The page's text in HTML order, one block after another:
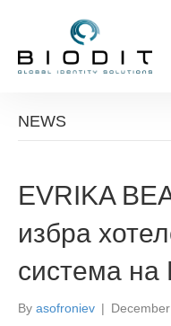
NEWS
EVRIKA
избра
система на
By asofroniev |